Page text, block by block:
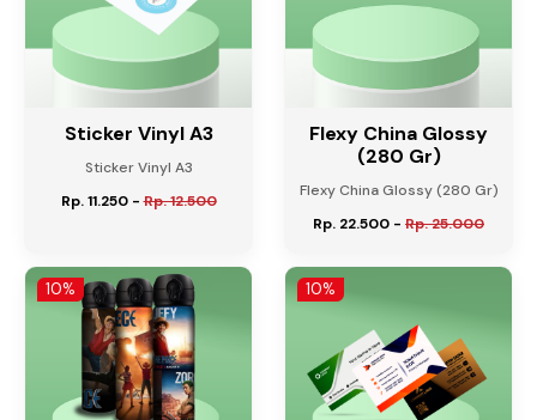
Sticker Vinyl A3
Sticker Vinyl A3
Rp. 11.250-Rp. 12.500
Flexy China Glossy
(280 Gr)
Flexy China Glossy (280 Gr)
Rp. 22.500 - Rp. 25.000
10% 10%